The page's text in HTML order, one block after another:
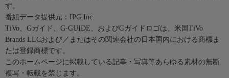
す。
番組データ提供元：IPG Inc.
TiVo、Gガイド、G-GUIDE、およびGガイドロゴは、米国TiVo
Brands LLCおよび／またはその関連会社の日本国内における商標ま
たは登録商標です。
このホームページに掲載している記事・写真等あらゆる素材の無断
複写・転載を禁じます。